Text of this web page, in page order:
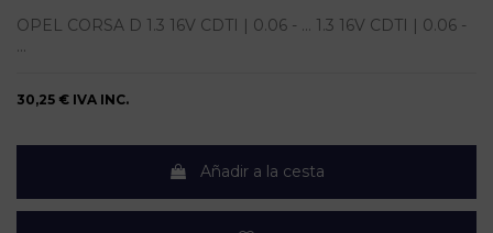
OPEL CORSA D 1.3 16V CDTI | 0.06 - ... 1.3 16V CDTI | 0.06 -
...
30,25 € IVA INC.
Añadir a la cesta